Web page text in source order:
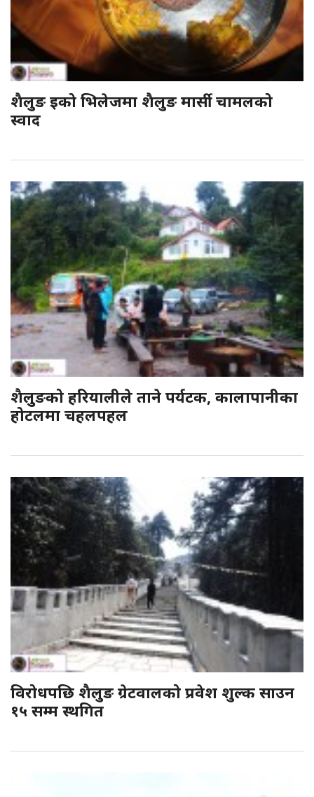
शैलुङ इको भिलेजमा शैलुङ मार्सी चामलको
स्वाद
शैलुुङको हरियालीले ताने पर्यटक, कालापानीका
होटलमा चहलपहल
विरोधपछि शैलुङ ग्रेटवालको प्रवेश शुल्क साउन
१५ सम्म स्थगित